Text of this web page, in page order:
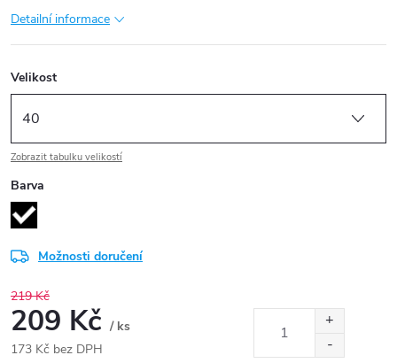
Detailní informace
Velikost
Zobrazit tabulku velikostí
Barva
Možnosti doručení
219 Kč
209 Kč / ks
173 Kč bez DPH